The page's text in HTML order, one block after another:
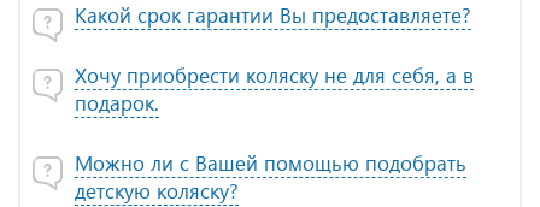
Какой срок гарантии Вы предоставляете?
Хочу приобрести коляску не для себя, а в
подарок.
Можно ли с Вашей помощью подобрать
детскую коляску?